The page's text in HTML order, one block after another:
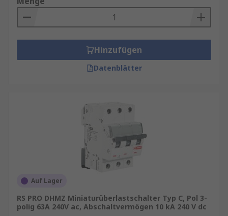
Hinzufügen
Datenblätter
Auf Lager
RS PRO DHMZ Miniaturüberlastschalter Typ C, Pol 3-
polig 63A 240V ac, Abschaltvermögen 10 kA 240 V dc